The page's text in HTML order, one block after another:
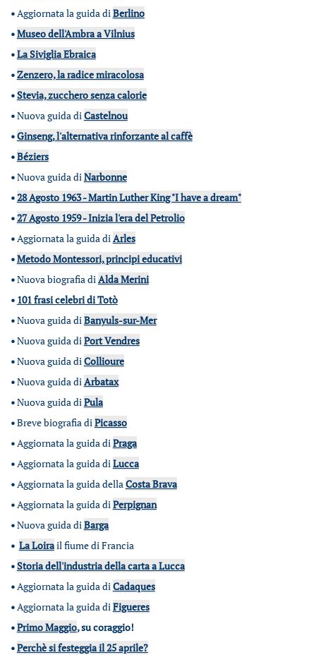
•Aggiornata la guida diBerlino
•Museo dell'Ambra a Vilnius
•La Siviglia Ebraica
•Zenzero, la radice miracolosa
•Stevia, zucchero senza calorie
•Nuova guida diCastelnou
•Ginseng, l'alternativa rinforzante al caffè
•Béziers
•Nuova guida diNarbonne
•28 Agosto 1963 - Martin Luther King "I have a dream"
•27 Agosto 1959 - Inizia l'era del Petrolio
•Aggiornata la guida diArles
•Metodo Montessori, principi educativi
•Nuova biografia diAlda Merini
• 101 frasi celebri di Totò
•Nuova guida diBanyuls-sur-Mer
•Nuova guida diPort Vendres
•Nuova guida diCollioure
•Nuova guida diArbatax
•Nuova guida diPula
•Breve biografia diPicasso
•Aggiornata la guida diPraga
•Aggiornata la guida diLucca
•Aggiornata la guida dellaCosta Brava
•Aggiornata la guida diPerpignan
•Nuova guida diBarga
• La Loirail fiume di Francia
•Storia dell'industria della carta a Lucca
•Aggiornata la guida diCadaques
•Aggiornata la guida diFigueres
•Primo Maggio, su coraggio!
•Perchè si festeggia il 25 aprile?